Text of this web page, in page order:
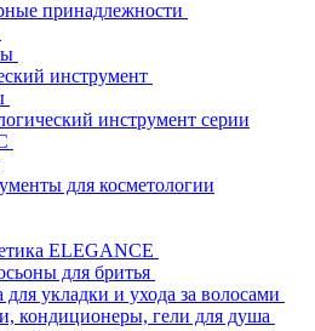
принадлежности
инструмент
инструмент серии
для косметологии
ELEGANCE
для бритья
для укладки и ухода за волосами
кондиционеры, гели для душа